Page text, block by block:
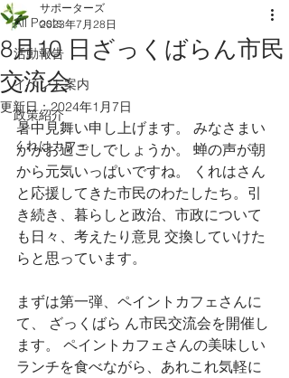
All Posts
活動報告
イベント案内
政策紹介
くれはカフェ
8月10 日ざっくばらん市民
交流会
サポーターズ
2023年7月28日
更新日：2024年1月7日
暑中見舞い申し上げます。 みなさまい
かがお過ごしでしょうか。 蝉の声が朝
から元気いっぱいですね。 くれはさん
と応援してきた市民のわたしたち。引
き続き、暮らしと政治、市政について
も日々、考えたり意見 交換していけた
らと思っています。
まずは第一弾、ペイントカフェさんに
て、 ざっくばら ん市民交流会を開催し
ます。 ペイントカフェさんの美味しい
ランチを食べながら、あれこれ気軽に